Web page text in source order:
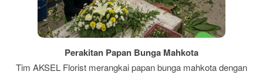
Perakitan Papan Bunga Mahkota
Tim AKSEL Florist merangkai papan bunga mahkota dengan